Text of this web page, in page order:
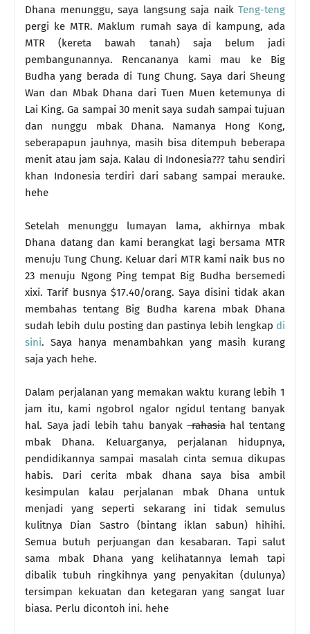
Dhana menunggu, saya langsung saja naik Teng-teng
pergi ke MTR. Maklum rumah saya di kampung, ada
MTR (kereta bawah tanah) saja belum jadi
pembangunannya. Rencananya kami mau ke Big
Budha yang berada di Tung Chung. Saya dari Sheung
Wan dan Mbak Dhana dari Tuen Muen ketemunya di
Lai King. Ga sampai 30 menit saya sudah sampai tujuan
dan nunggu mbak Dhana. Namanya Hong Kong,
seberapapun jauhnya, masih bisa ditempuh beberapa
menit atau jam saja. Kalau di Indonesia??? tahu sendiri
khan Indonesia terdiri dari sabang sampai merauke.
hehe
Setelah menunggu lumayan lama, akhirnya mbak
Dhana datang dan kami berangkat lagi bersama MTR
menuju Tung Chung. Keluar dari MTR kami naik bus no
23 menuju Ngong Ping tempat Big Budha bersemedi
xixi. Tarif busnya $17.40/orang. Saya disini tidak akan
membahas tentang Big Budha karena mbak Dhana
sudah lebih dulu posting dan pastinya lebih lengkap di
sini. Saya hanya menambahkan yang masih kurang
saja yach hehe.
Dalam perjalanan yang memakan waktu kurang lebih 1
jam itu, kami ngobrol ngalor ngidul tentang banyak
hal. Saya jadi lebih tahu banyakrahasiahal tentang
mbak Dhana. Keluarganya, perjalanan hidupnya,
pendidikannya sampai masalah cinta semua dikupas
habis. Dari cerita mbak dhana saya bisa ambil
kesimpulan kalau perjalanan mbak Dhana untuk
menjadi yang seperti sekarang ini tidak semulus
kulitnya Dian Sastro (bintang iklan sabun) hihihi.
Semua butuh perjuangan dan kesabaran. Tapi salut
sama mbak Dhana yang kelihatannya lemah tapi
dibalik tubuh ringkihnya yang penyakitan (dulunya)
tersimpan kekuatan dan ketegaran yang sangat luar
biasa. Perlu dicontoh ini. hehe